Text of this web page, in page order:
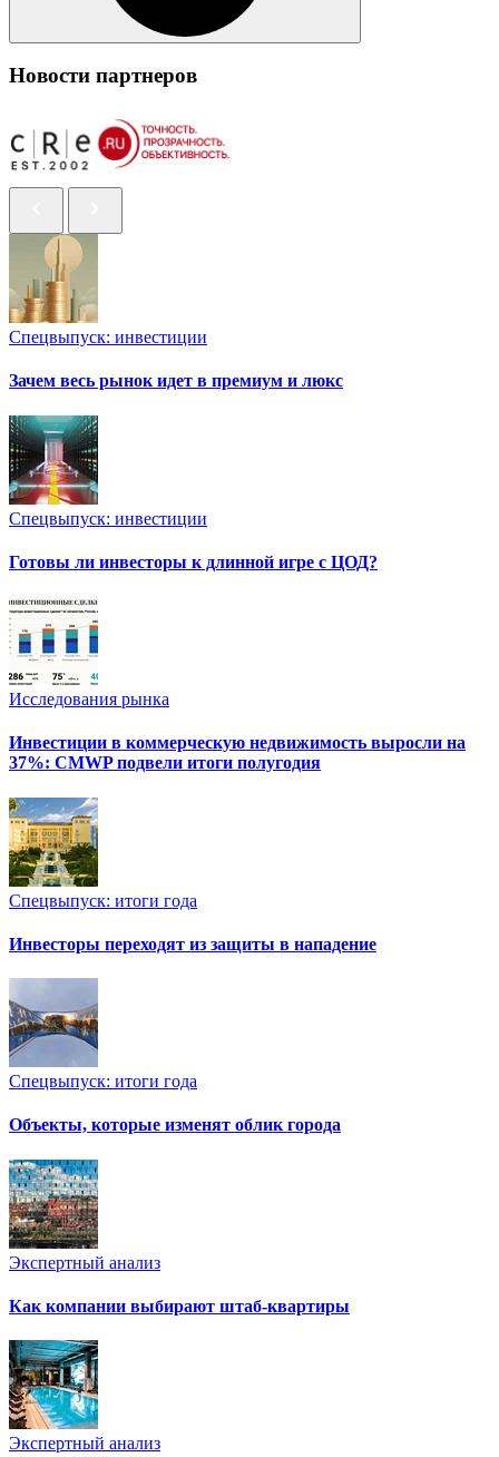
Новости партнеров
Спецвыпуск: инвестиции
Зачем весь рынок идет в премиум и люкс
Спецвыпуск: инвестиции
Готовы ли инвесторы к длинной игре с ЦОД?
Исследования рынка
Инвестиции в коммерческую недвижимость выросли на
37%: CMWP подвели итоги полугодия
Спецвыпуск: итоги года
Инвесторы переходят из защиты в нападение
Спецвыпуск: итоги года
Объекты, которые изменят облик города
Экспертный анализ
Как компании выбирают штаб-квартиры
Экспертный анализ